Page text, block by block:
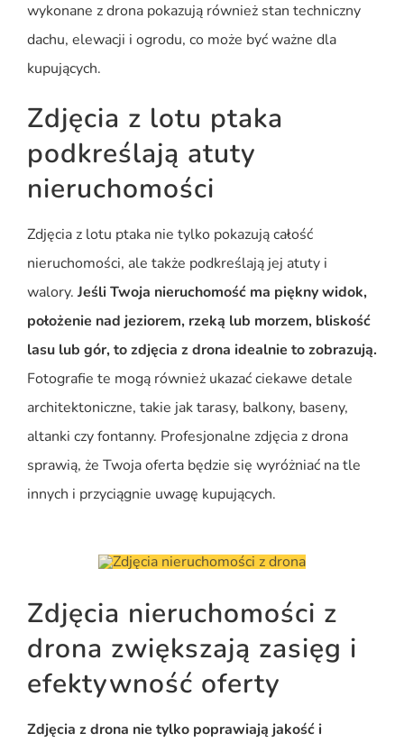
wykonane z drona pokazują również stan techniczny
dachu, elewacji i ogrodu, co może być ważne dla
kupujących.
Zdjęcia z lotu ptaka
podkreślają atuty
nieruchomości
Zdjęcia z lotu ptaka nie tylko pokazują całość
nieruchomości, ale także podkreślają jej atuty i
walory. Jeśli Twoja nieruchomość ma piękny widok,
położenie nad jeziorem, rzeką lub morzem, bliskość
lasu lub gór, to zdjęcia z drona idealnie to zobrazują.
Fotografie te mogą również ukazać ciekawe detale
architektoniczne, takie jak tarasy, balkony, baseny,
altanki czy fontanny. Profesjonalne zdjęcia z drona
sprawią, że Twoja oferta będzie się wyróżniać na tle
innych i przyciągnie uwagę kupujących.
ZDJĘCIA
NIERUCHOMOŚCI
Z DRONA
Zdjęcia nieruchomości z
drona zwiększają zasięg i
efektywność oferty
Zdjęcia z drona nie tylko poprawiają jakość i